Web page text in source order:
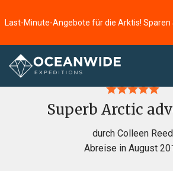
Startseite
Superb Arctic
durch Colleen Reed
Abreise in August